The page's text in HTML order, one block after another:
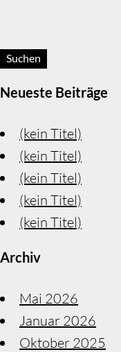
Neueste Beiträge
(kein Titel)
(kein Titel)
(kein Titel)
(kein Titel)
(kein Titel)
Archiv
Mai 2026
Januar 2026
Oktober 2025